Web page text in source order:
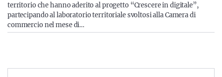
territorio che hanno aderito al progetto “Crescere in digitale”,
partecipando al laboratorio territoriale svoltosi alla Camera di
commercio nel mese di…